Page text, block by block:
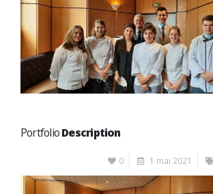
PortfolioDescription
0 1 mai 2021